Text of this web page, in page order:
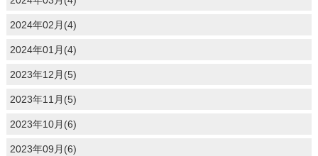
2024年02月(4)
2024年01月(4)
2023年12月(5)
2023年11月(5)
2023年10月(6)
2023年09月(6)